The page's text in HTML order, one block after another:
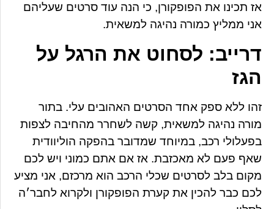
אז תכינו את הפופקורן, כי הנה עוד סרטים שעליהם
אני ממליץ כמורה נהיגה למשאית.
דרייב: לסחוט את הרגל על
הגז
זהו ללא ספק אחד הסרטים האהובים עלי. בתור
מורה נהיגה למשאית, קשה לשחרר מהחיבה לצפות
בפעלולי רכב, במיוחד שמדובר בהפקה הוליוודית
שאף פעם לא מאכזבת. אז אם אתם כמוני ויש לכם
מקום בלב לסרטים שכלי הרכב הוא מרכזם, אני מציע
לכם כבר להכין את קערת הפופקורן ולקרוא לחבר׳ה